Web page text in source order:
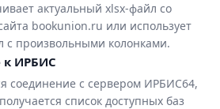
актуальный xlsx-файл со
bookunion.ru или использует
с произвольными колонками.
к ИРБИС
соединение с сервером ИРБИС64,
список доступных баз